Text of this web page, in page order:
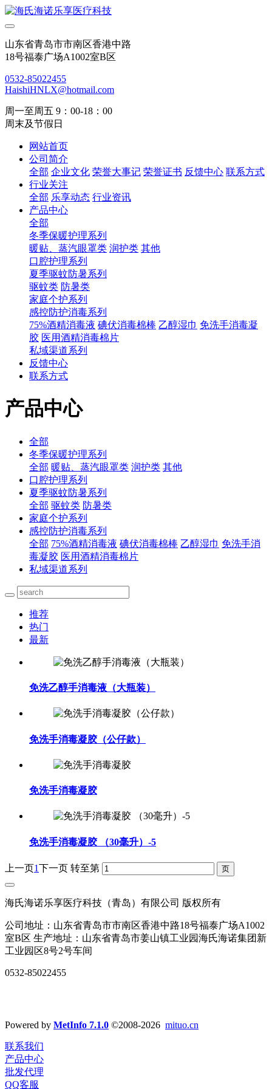
山东省青岛市市南区香港中路
18号福泰广场A1002室B区
0532-85022455
HaishiHNLX@hotmail.com
周一至周五 9：00-18：00
周末及节假日
网站首页
公司简介
全部 企业文化 荣誉大事记 荣誉证书 反馈中心 联系方式
行业关注
全部 乐享动态 行业资讯
产品中心
全部
冬季保暖护理系列
暖贴、蒸汽眼罩类 润护类 其他
口腔护理系列
夏季驱蚊防暑系列
驱蚊类 防暑类
家庭个护系列
感控防护消毒系列
75%酒精消毒液 碘伏消毒棉棒 乙醇湿巾 免洗手消毒凝
胶 医用酒精消毒棉片
私域渠道系列
反馈中心
联系方式
产品中心
全部
冬季保暖护理系列
全部 暖贴、蒸汽眼罩类 润护类 其他
口腔护理系列
夏季驱蚊防暑系列
全部 驱蚊类 防暑类
家庭个护系列
感控防护消毒系列
全部 75%酒精消毒液 碘伏消毒棉棒 乙醇湿巾 免洗手消
毒凝胶 医用酒精消毒棉片
私域渠道系列
推荐
热门
最新
免洗乙醇手消毒液（大瓶装）
免洗手消毒凝胶（公仔款）
免洗手消毒凝胶
免洗手消毒凝胶 （30毫升）-5
上一页1下一页 转至第
海氏海诺乐享医疗科技（青岛）有限公司 版权所有
公司地址：山东省青岛市市南区香港中路18号福泰广场A1002
室B区 生产地址：山东省青岛市姜山镇工业园海氏海诺集团新
工业园区8号2号车间
0532-85022455
Powered by MetInfo 7.1.0 ©2008-2026 mituo.cn
联系我们
产品中心
批发代理
QQ客服